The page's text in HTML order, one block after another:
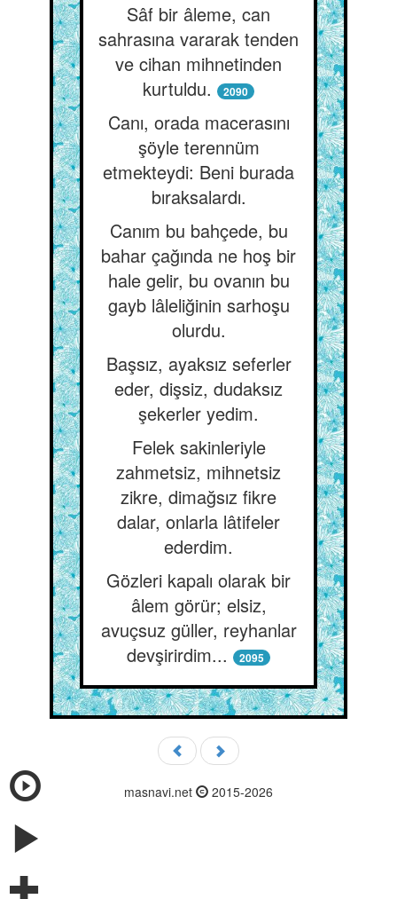
Sâf bir âleme, can
sahrasına vararak tenden
ve cihan mihnetinden
kurtuldu.
2090
Canı, orada macerasını
şöyle terennüm
etmekteydi: Beni burada
bıraksalardı.
Canım bu bahçede, bu
bahar çağında ne hoş bir
hale gelir, bu ovanın bu
gayb lâleliğinin sarhoşu
olurdu.
Başsız, ayaksız seferler
eder, dişsiz, dudaksız
şekerler yedim.
Felek sakinleriyle
zahmetsiz, mihnetsiz
zikre, dimağsız fikre
dalar, onlarla lâtifeler
ederdim.
Gözleri kapalı olarak bir
âlem görür; elsiz,
avuçsuz güller, reyhanlar
devşirirdim...
2095
masnavi.net 2015-2026